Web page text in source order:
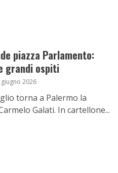
piazza Parlamento:
grandi ospiti
2026
torna a Palermo la
Galati. In cartellone...